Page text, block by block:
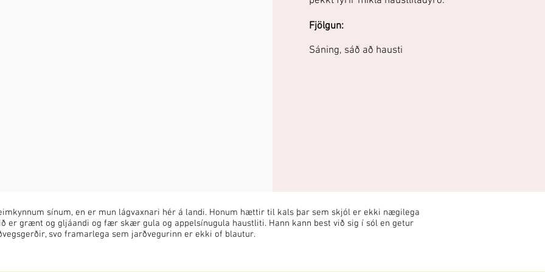
Fjölgun:
Sáning, sáð að hausti
sínum, en er mun lágvaxnari hér á landi. Honum hættir til kals þar sem skjól er ekki nægilega
er grænt og gljáandi og fær skær gula og appelsínugula haustliti. Hann kann best við sig í sól en getur
svo framarlega sem jarðvegurinn er ekki of blautur.